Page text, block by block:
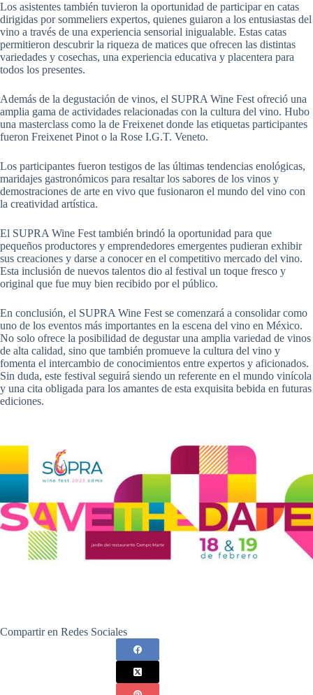
Los asistentes también tuvieron la oportunidad de participar en catas
dirigidas por sommeliers expertos, quienes guiaron a los entusiastas del
vino a través de una experiencia sensorial inigualable. Estas catas
permitieron descubrir la riqueza de matices que ofrecen las distintas
variedades y cosechas, una experiencia educativa y placentera para
todos los presentes.
Además de la degustación de vinos, el SUPRA Wine Fest ofreció una
amplia gama de actividades relacionadas con la cultura del vino. Hubo
una masterclass como la de Freixenet donde las etiquetas participantes
fueron Freixenet Pinot o la Rose I.G.T. Veneto.
Los participantes fueron testigos de las últimas tendencias enológicas,
maridajes gastronómicos para resaltar los sabores de los vinos y
demostraciones de arte en vivo que fusionaron el mundo del vino con
la creatividad artística.
El SUPRA Wine Fest también brindó la oportunidad para que
pequeños productores y emprendedores emergentes pudieran exhibir
sus creaciones y darse a conocer en el competitivo mercado del vino.
Esta inclusión de nuevos talentos dio al festival un toque fresco y
original que fue muy bien recibido por el público.
En conclusión, el SUPRA Wine Fest se comenzará a consolidar como
uno de los eventos más importantes en la escena del vino en México.
No solo ofrece la posibilidad de degustar una amplia variedad de vinos
de alta calidad, sino que también promueve la cultura del vino y
fomenta el intercambio de conocimientos entre expertos y aficionados.
Sin duda, este festival seguirá siendo un referente en el mundo vinícola
y una cita obligada para los amantes de esta exquisita bebida en futuras
ediciones.
Compartir en Redes Sociales